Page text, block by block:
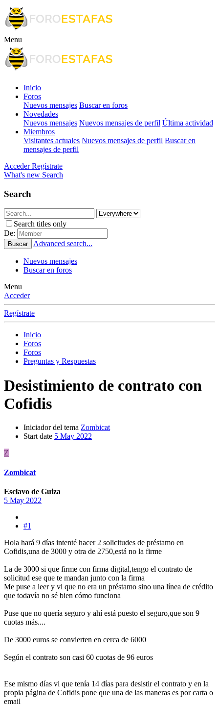
Menu
Inicio
Foros
Nuevos mensajes Buscar en foros
Novedades
Nuevos mensajes Nuevos mensajes de perfil Última actividad
Miembros
Visitantes actuales Nuevos mensajes de perfil Buscar en
mensajes de perfil
Acceder Regístrate
What's new Search
Search
Search titles only
De:
Buscar Advanced search...
Nuevos mensajes
Buscar en foros
Menu
Acceder
Regístrate
Inicio
Foros
Foros
Preguntas y Respuestas
Desistimiento de contrato con
Cofidis
Iniciador del tema Zombicat
Start date 5 May 2022
Z
Zombicat
Esclavo de Guiza
5 May 2022
#1
Hola hará 9 días intenté hacer 2 solicitudes de préstamo en
Cofidis,una de 3000 y otra de 2750,está no la firme
La de 3000 si que firme con firma digital,tengo el contrato de
solicitud ese que te mandan junto con la firma
Me puse a leer y vi que no era un préstamo sino una línea de crédito
que todavía no sé bien cómo funciona
Puse que no quería seguro y ahí está puesto el seguro,que son 9
cuotas más....
De 3000 euros se convierten en cerca de 6000
Según el contrato son casi 60 cuotas de 96 euros
Ese mismo días vi que tenía 14 días para desistir el contrato y en la
propia página de Cofidis pone que una de las maneras es por carta o
email